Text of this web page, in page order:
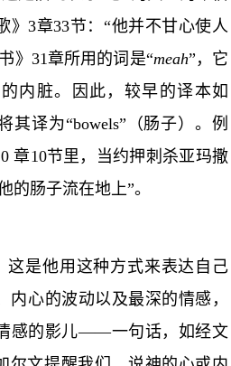
》3章33节：“他并不甘心使人
》 31章所用的词是“meah”，它
内脏。因此，较早的译本如
其译为“bowels”（肠子）。例
章10节里，当约押刺杀亚玛撒
的肠子流在地上”。
这是他用这种方式来表达自己
内心的波动以及最深的情感，
感的影儿——一句话，如经文